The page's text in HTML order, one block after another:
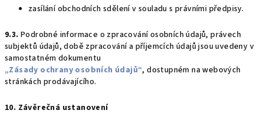
zasílání obchodních sdělení v souladu s právními předpisy.
9.3. Podrobné informace o zpracování osobních údajů, právech
subjektů údajů, době zpracování a příjemcích údajů jsou uvedeny v
samostatném dokumentu
„Zásady ochrany osobních údajů“, dostupném na webových
stránkách prodávajícího.
10. Závěrečná ustanovení